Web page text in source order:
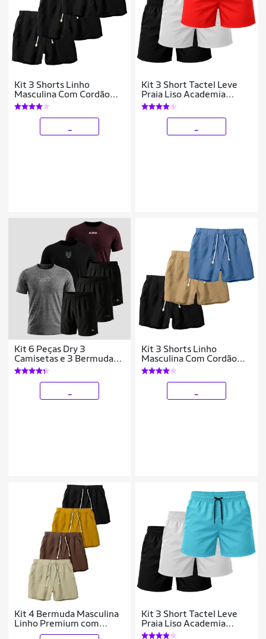
Kit 3 Shorts Linho
Masculina Com Cordão
Bermuda Casual Verão
Kit 3 Short Tactel Leve
Praia Liso Academia
Bermuda Masculina
Kit 6 Peças Dry 3
Camisetas e 3 Bermudas
Alpha
Kit 3 Shorts Linho
Masculina Com Cordão
Bermuda Casual Verão
Kit 4 Bermuda Masculina
Linho Premium com
Elástico na Cintura e
Kit 3 Short Tactel Leve
Praia Liso Academia
Bermuda Masculina